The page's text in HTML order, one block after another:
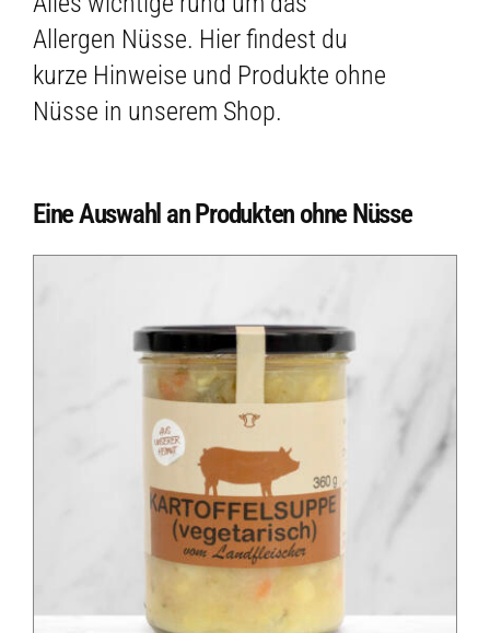
Allergen Nüsse. Hier findest du
kurze Hinweise und Produkte ohne
Nüsse in unserem Shop.
Eine Auswahl an Produkten ohne Nüsse